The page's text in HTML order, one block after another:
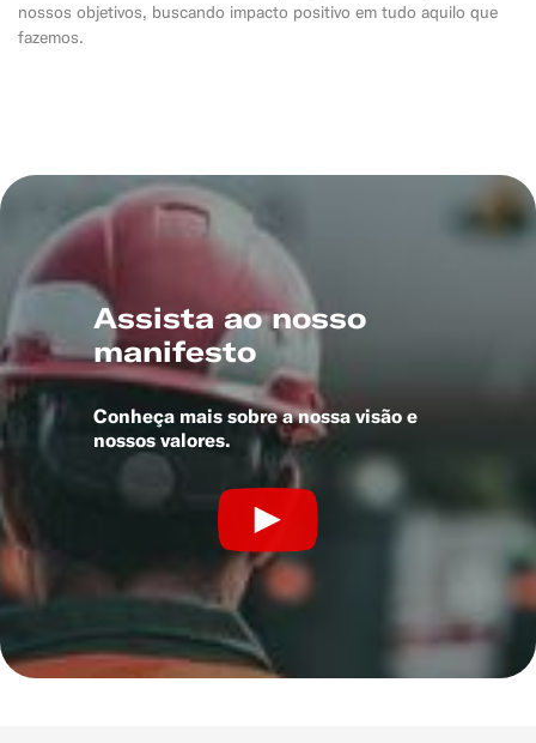
nossos objetivos, buscando impacto positivo em tudo aquilo que
fazemos.
Assista ao nosso
manifesto
Conheça mais sobre a nossa visão e
nossos valores.